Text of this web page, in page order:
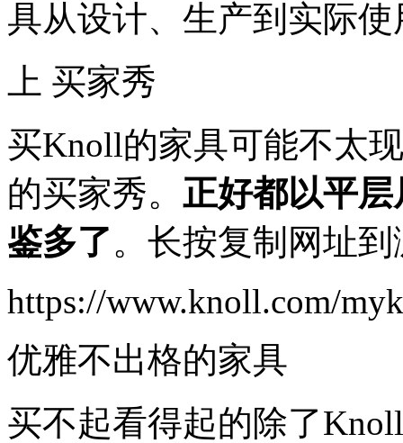
具从设计、生产到实际
上 买家秀
买Knoll的家具可能不太
的买家秀。 正好都以平
鉴多了。长按复制网址
https://www.knoll.com/
优雅不出格的家具
买不起看得起的除了